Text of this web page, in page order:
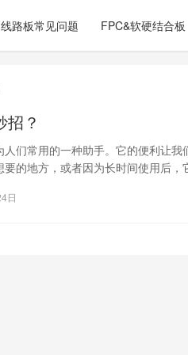
路板常见问题 FPC&软硬结合板
招？
们常用的一种助手。它的便利让
的地方，或者因为长时间使用后
日